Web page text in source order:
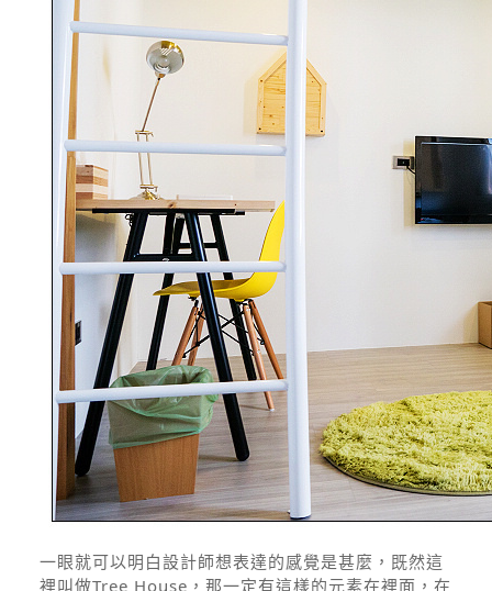
一眼就可以明白設計師想表達的感覺是甚麼，既然這
裡叫做Tree House，那一定有這樣的元素在裡面，在